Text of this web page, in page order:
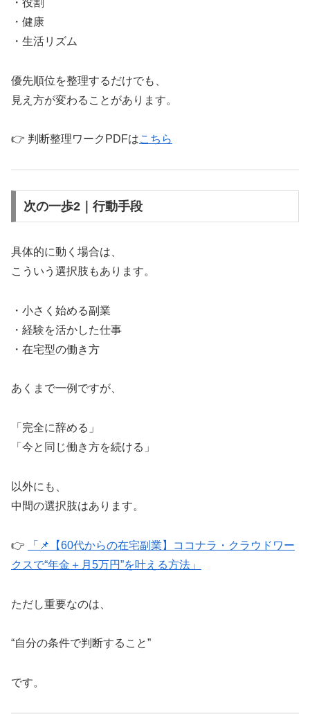
・健康
・生活リズム
優先順位を整理するだけでも、
見え方が変わることがあります。
👉 判断整理ワークPDFはこちら
次の一歩2｜行動手段
具体的に動く場合は、
こういう選択肢もあります。
・小さく始める副業
・経験を活かした仕事
・在宅型の働き方
あくまで一例ですが、
「完全に辞める」
「今と同じ働き方を続ける」
以外にも、
中間の選択肢はあります。
👉
「📌【60代からの在宅副業】ココナラ・クラウドワー
クスで“年金＋月5万円”を叶える方法」
ただし重要なのは、
“自分の条件で判断すること”
です。